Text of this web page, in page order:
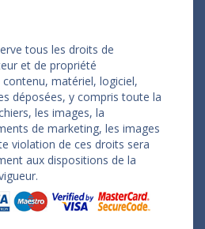
tous les droits de
et de propriété
matériel, logiciel,
déposées, y compris toute la
les images, la
de marketing, les images
violation de ces droits sera
aux dispositions de la